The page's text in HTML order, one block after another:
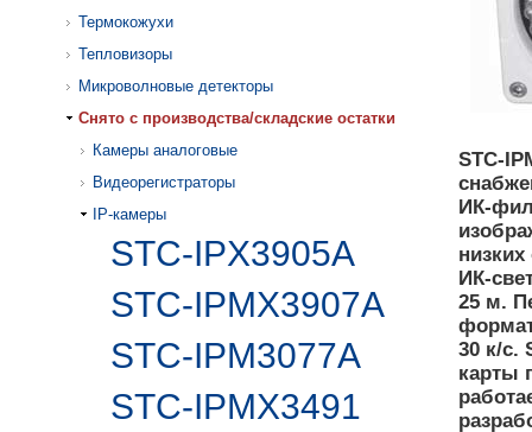
Термокожухи
Тепловизоры
Микроволновые детекторы
Cнято с производства/складские остатки
Камеры аналоговые
Видеорегистраторы
IP-камеры
STC-IPX3905A
STC-IPMX3907A
STC-IPM3077A
STC-IPMX3491
STC-
ИК-
ИК-
25 м.
30 к/с.
карты